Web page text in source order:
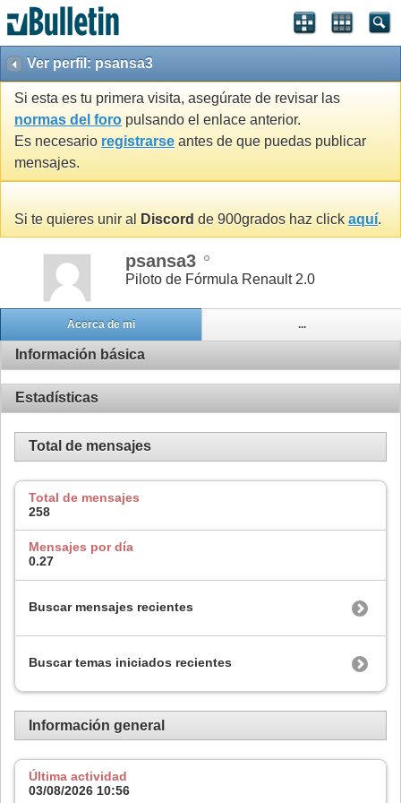
Ver perfil: psansa3
Si esta es tu primera visita, asegúrate de revisar las
normas del foro pulsando el enlace anterior.
Es necesario registrarse antes de que puedas publicar
mensajes.
Si te quieres unir al Discord de 900grados haz click aquí.
psansa3
Piloto de Fórmula Renault 2.0
Acerca de mi ...
Información básica
Estadísticas
Total de mensajes
Total de mensajes
258
Mensajes por día
0.27
Buscar mensajes recientes
Buscar temas iniciados recientes
Información general
Última actividad
03/08/2026 10:56